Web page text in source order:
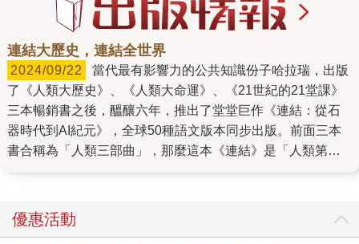
連結大歷史，連結全世界
2024/09/22
了《人類大歷史》、《人類大命運》、《21世紀的21堂課》
三本暢銷書之後，醞釀六年，推出了堂堂巨作《連結：從石
器時代到AI紀元》，全球50種語文版本同步出版。前面三本
書合稱為「人類三部曲」，那麼這本《連結》是「人類第四
史」觀，總是以恢弘的歷史視野，用清晰易讀的散文，告訴
我們歷史進程的重大脈絡，讓我們洞悉其中的關鍵和意涵。
優惠活動